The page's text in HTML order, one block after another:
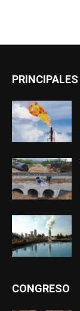
PRINCIPALES
CONGRESO